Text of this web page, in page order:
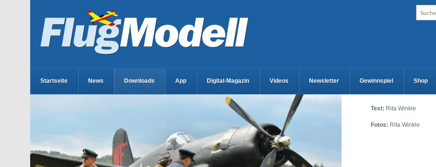
Startseite News Downloads App Digital-Magazin Videos Newsletter Gewinnspiel Shop
Text: Rita Winkle
Fotos: Rita Winkle